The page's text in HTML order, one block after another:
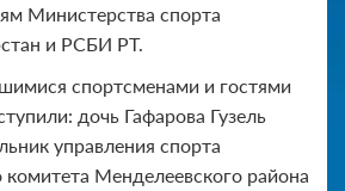
Министерства спорта
и РСБИ РТ.
спортсменами и гостями
дочь Гафарова Гузель
управления спорта
Менделеевского района